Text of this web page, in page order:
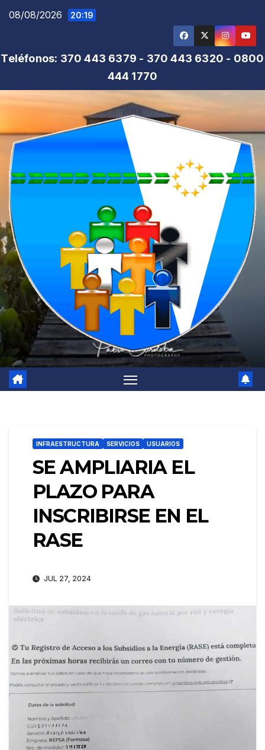
Saltar
08/08/2026 20:19
Teléfonos: 370 443 6379 - 370 443 6320 - 0800
444 1770
INFRAESTRUCTURA SERVICIOS USUARIOS
SE AMPLIARIA EL
PLAZO PARA
INSCRIBIRSE EN EL
RASE
JUL 27, 2024